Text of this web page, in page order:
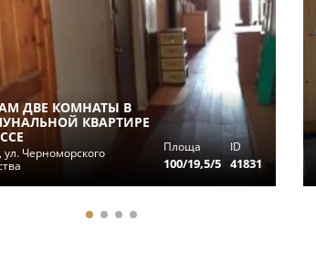
ДВЕ КОМНАТЫ В
КВАРТИРЕ
ул. Черноморского
Площа
100/19,5/5
ID
41831